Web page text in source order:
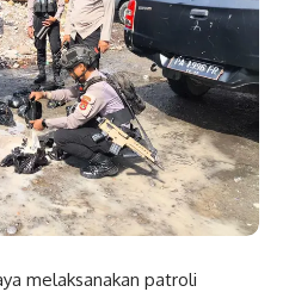
melaksanakan patroli